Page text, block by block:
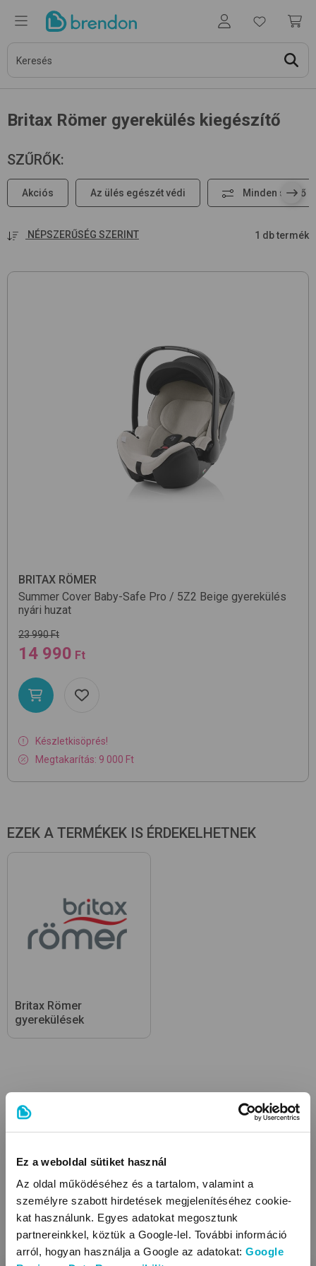
Ez a weboldal sütiket használ
Az oldal működéséhez és a tartalom, valamint a
személyre szabott hirdetések megjelenítéséhez cookie-
kat használunk. Egyes adatokat megosztunk
partnereinkkel, köztük a Google-lel. További információ
arról, hogyan használja a Google az adatokat: Google
Britax Römer gyerekülés kiegészítő
SZŰRŐK:
Akciós Az ülés egészét védi Minden szűrő
NÉPSZERŰSÉG SZERINT 1 db termék
BRITAX RÖMER
Summer Cover Baby-Safe Pro / 5Z2 Beige gyerekülés
nyári huzat
23 990 Ft
14 990 Ft
Készletkisöprés!
Megtakarítás: 9 000 Ft
EZEK A TERMÉKEK IS ÉRDEKELHETNEK
Britax Römer
gyerekülések